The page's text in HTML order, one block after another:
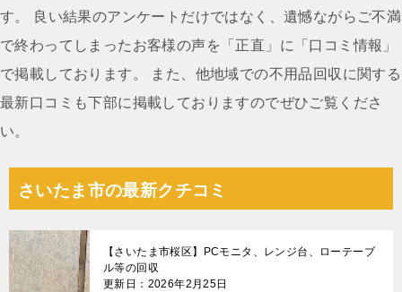
ン
す。 良い結果のアンケートだけではなく、遺憾ながらご不満
で終わってしまったお客様の声を「正直」に「口コミ情報」
で掲載しております。 また、他地域での不用品回収に関する
最新口コミも下部に掲載しておりますのでぜひご覧くださ
い。
さいたま市の最新クチコミ
【さいたま市桜区】PCモニタ、レンジ台、ローテーブ
ル等の回収
更新日：2026年2月25日